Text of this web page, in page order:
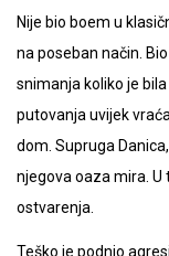
Nije bio boem u
na poseban način.
snimanja koliko je
putovanja uvijek
dom. Supruga
njegova oaza mira. U
ostvarenja.
Teško je podnio